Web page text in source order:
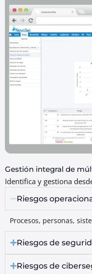
Gestión integral de
Identifica y gestiona
Riesgos
Procesos, personas,
Riesgos de
Riesgos de